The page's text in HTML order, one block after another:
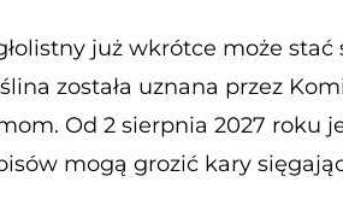
już wkrótce może stać
została uznana przez
Od 2 sierpnia 2027 roku
mogą grozić kary